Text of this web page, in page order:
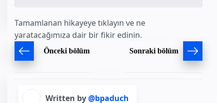
Tamamlanan hikayeye tıklayın ve ne
yaratacağımıza dair bir fikir edinin.
Önceki bölüm Sonraki bölüm
Written by@bpaduch